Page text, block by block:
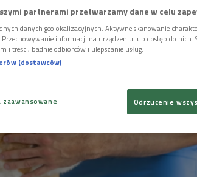
partnerami przetwarzamy dane w celu
danych geolokalizacyjnych. Aktywne skanowanie
informacji na urządzeniu lub dostęp do nich.
i treści, badnie odbiorców i ulepszanie usług.
(dostawców)
Odrzucenie